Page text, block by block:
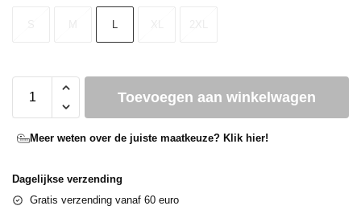
L
Toevoegen aan winkelwagen
Meer weten over de juiste maatkeuze? Klik hier!
Dagelijkse verzending
Gratis verzending vanaf 60 euro